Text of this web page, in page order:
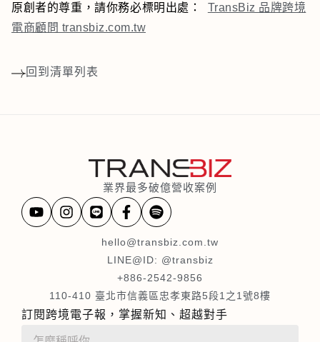
原創者的尊重，請你務必標明出處： TransBiz 品牌跨境
電商顧問 transbiz.com.tw
回到清單列表
業界最多破億營收案例
hello@transbiz.com.tw
LINE@ID: @transbiz
+886-2542-9856
110-410 臺北市信義區忠孝東路5段1之1號8樓
訂閱跨境電子報，掌握新知、超越對手